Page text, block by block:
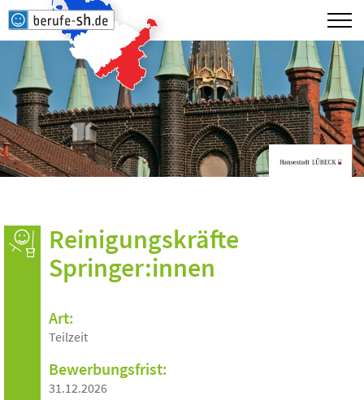
Reinigungskräfte
Springer:innen
Art:
Teilzeit
Bewerbungsfrist:
31.12.2026